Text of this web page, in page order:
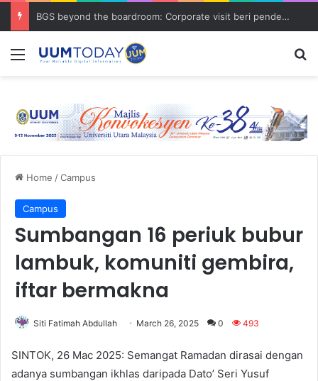
BGS beyond the boardroom: Corporate visit beri pendedahan dunia korporat kepada PELAJAR UUM
Menu
Home /Campus
Campus
Sumbangan 16 periuk bubur
lambuk, komuniti gembira,
iftar bermakna
Siti Fatimah Abdullah March 26, 2025 0 493
SINTOK, 26 Mac 2025: Semangat Ramadan dirasai dengan
adanya sumbangan ikhlas daripada Dato’ Seri Yusuf